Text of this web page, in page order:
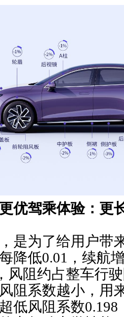
优驾乘体验：更
是为了给用户带
降低0.01，续航
风阻约占整车行
阻系数越小，用
低风阻系数